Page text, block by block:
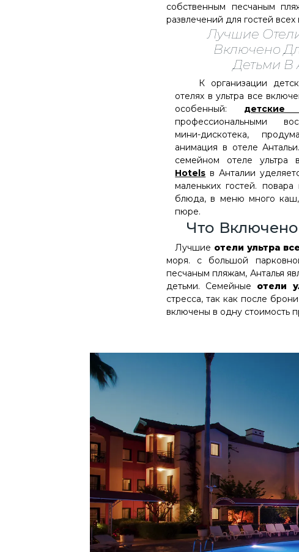
собственным песчаным
развлечений для гостей всех
Лучшие
Включено
Детьми В
К организации
отелях в ультра все
особенный:
профессиональными
мини-дискотека,
анимация в отеле
семейном отеле ультра
Hotels в Анталии
маленьких гостей.
блюда, в меню много каш,
пюре.
Что
Лучшие отели ультра
моря. с большой
песчаным пляжам, Анталья
детьми. Семейные отели
стресса, так как после
включены в одну стоимость